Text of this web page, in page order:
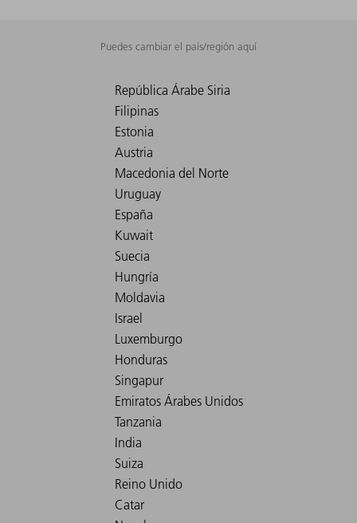
Puedes cambiar el país/región aquí